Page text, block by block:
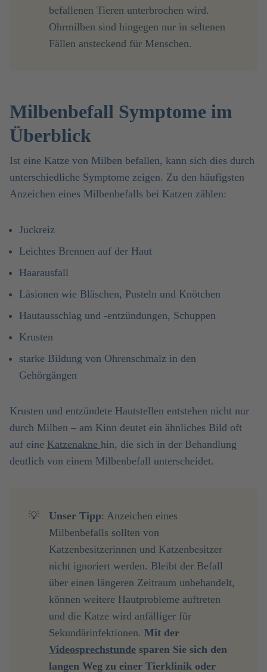
befallenen Tieren unterbrochen wird.
Ohrmilben sind hingegen nur in seltenen
Fällen ansteckend für Menschen.
Milbenbefall Symptome im
Überblick
Ist eine Katze von Milben befallen, kann sich dies durch
unterschiedliche Symptome zeigen. Zu den häufigsten
Anzeichen eines Milbenbefalls bei Katzen zählen:
Juckreiz
Leichtes Brennen auf der Haut
Haarausfall
Läsionen wie Bläschen, Pusteln und Knötchen
Hautausschlag und -entzündungen, Schuppen
Krusten
starke Bildung von Ohrenschmalz in den
Gehörgängen
Krusten und entzündete Hautstellen entstehen nicht nur
durch Milben – am Kinn deutet ein ähnliches Bild oft
auf eine Katzenakne hin, die sich in der Behandlung
deutlich von einem Milbenbefall unterscheidet.
💡 Unser Tipp: Anzeichen eines
Milbenbefalls sollten von
Katzenbesitzerinnen und Katzenbesitzer
nicht ignoriert werden. Bleibt der Befall
über einen längeren Zeitraum unbehandelt,
können weitere Hautprobleme auftreten
und die Katze wird anfälliger für
Sekundärinfektionen.
Videosprechstunde sparen Sie sich den
langen Weg zu einer Tierklinik oder